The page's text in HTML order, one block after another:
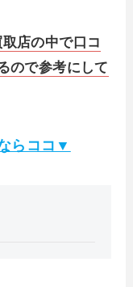
店の中で口コ
ので参考にして
らココ▼